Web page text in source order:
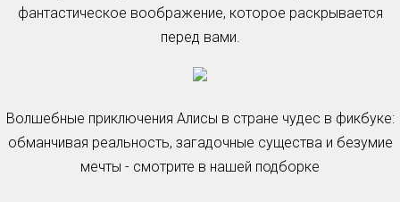
фантастическое воображение, которое раскрывается
перед вами.
Волшебные приключения Алисы в стране чудес в фикбуке:
обманчивая реальность, загадочные существа и безумие
мечты - смотрите в нашей подборке